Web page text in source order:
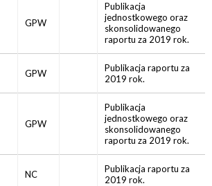
GPW
Publikacja
jednostkowego oraz
skonsolidowanego
raportu za 2019 rok.
GPW
Publikacja raportu za
2019 rok.
GPW
Publikacja
jednostkowego oraz
skonsolidowanego
raportu za 2019 rok.
NC
Publikacja raportu za
2019 rok.